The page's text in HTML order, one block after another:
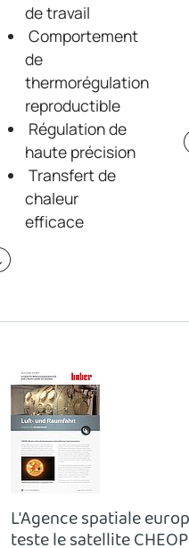
de travail
Comportement
de
thermorégulation
reproductible
Régulation de
haute précision
Transfert de
chaleur
efficace
L'Agence spatiale
teste le satellite